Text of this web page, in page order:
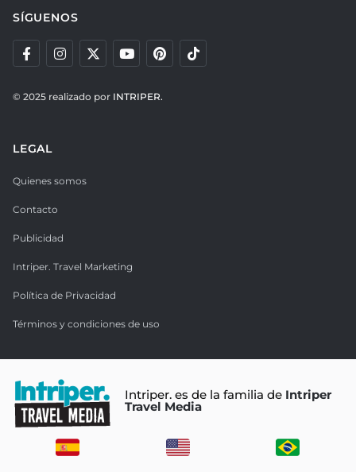
SÍGUENOS
© 2025 realizado por INTRIPER.
LEGAL
Quienes somos
Contacto
Publicidad
Intriper. Travel Marketing
Política de Privacidad
Términos y condiciones de uso
Intriper. es de la familia de Intriper
Travel Media